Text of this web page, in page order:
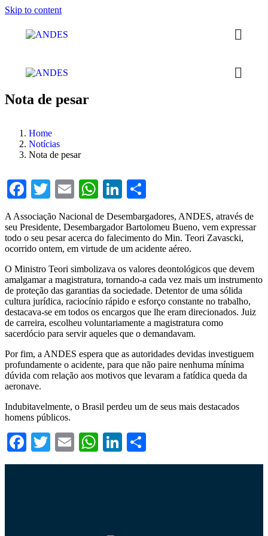
Skip to content
Nota de pesar
Home
Notícias
Nota de pesar
Facebook
TwitterEmailWhatsApp
LinkedIn
A Associação Nacional de Desembargadores, ANDES, através de
seu Presidente, Desembargador Bartolomeu Bueno, vem expressar
todo o seu pesar acerca do falecimento do Min. Teori Zavascki,
ocorrido ontem, em virtude de um acidente aéreo.
O Ministro Teori simbolizava os valores deontológicos que devem
amalgamar a magistratura, tornando-a cada vez mais um instrumento
de proteção das garantias da sociedade. Detentor de uma sólida
cultura jurídica, raciocínio rápido e esforço constante no trabalho,
destacava-se em todos os encargos que lhe eram direcionados. Juiz
de carreira, escolheu voluntariamente a magistratura como
sacerdócio para servir aqueles que o demandavam.
Por fim, a ANDES espera que as autoridades devidas investiguem
profundamente o acidente, para que não paire nenhuma mínima
dúvida com relação aos motivos que levaram a fatídica queda da
aeronave.
Indubitavelmente, o Brasil perdeu um de seus mais destacados
homens públicos.
Facebook
TwitterEmailWhatsApp
LinkedIn